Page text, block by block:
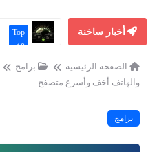
أخبار ساخنة
أخبار
تقنية
الصفحة الرئيسية برامج
والهاتف أخف وأسرع متصفح
برامج